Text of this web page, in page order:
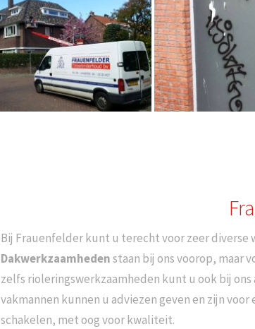
Bij Frauenfelder kunt u terecht voor zeer diverse
Dakwerkzaamhedenstaan bij ons voorop, maar
zelfs rioleringswerkzaamheden kunt u ook bij ons
vakmannen kunnen u adviezen geven en zijn voor
schakelen, met oog voor kwaliteit.